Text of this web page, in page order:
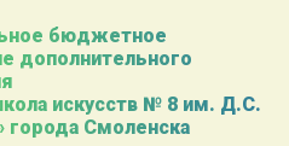
бюджетное
дополнительного
искусств № 8 им. Д.С.
города Смоленска